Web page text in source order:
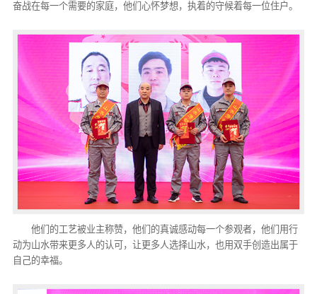
奋战在每一个需要的家庭，他们心怀梦想，执着的守候着每一位住户。
他们的工艺被业主称赞，他们的真诚感动每一个参观者，他们用行
动为山水带来更多人的认可，让更多人选择山水，也用双手创造出属于
自己的幸福。